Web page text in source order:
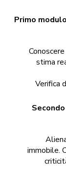
Primo modulo
stima
Verifica
immobile.